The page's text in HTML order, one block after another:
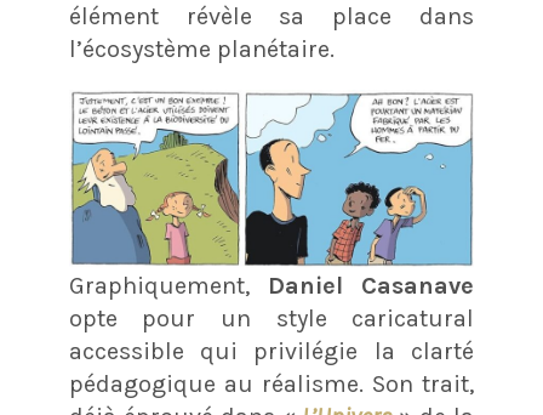
élément révèle sa place dans
l’écosystème planétaire.
Graphiquement, Daniel Casanave
opte pour un style caricatural
accessible qui privilégie la clarté
pédagogique au réalisme. Son trait,